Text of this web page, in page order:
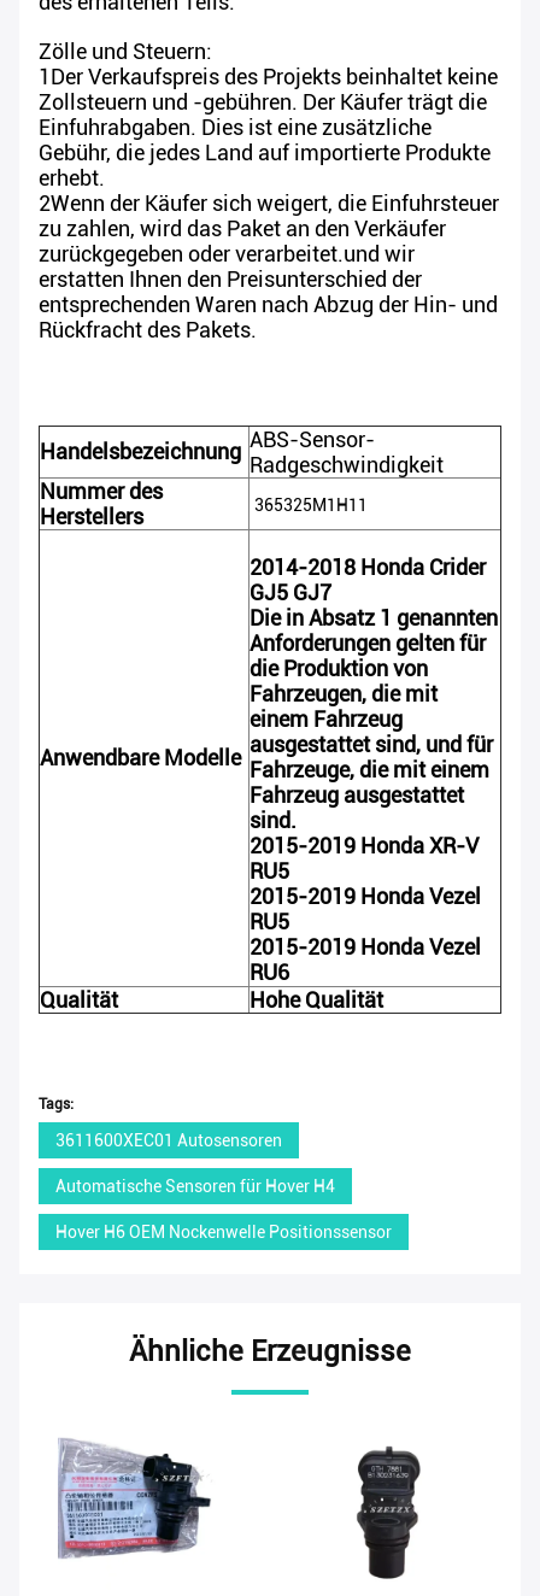
Zölle und Steuern:
1Der Verkaufspreis des Projekts beinhaltet keine
Zollsteuern und -gebühren. Der Käufer trägt die
Einfuhrabgaben. Dies ist eine zusätzliche
Gebühr, die jedes Land auf importierte Produkte
erhebt.
2Wenn der Käufer sich weigert, die Einfuhrsteuer
zu zahlen, wird das Paket an den Verkäufer
zurückgegeben oder verarbeitet.und wir
erstatten Ihnen den Preisunterschied der
entsprechenden Waren nach Abzug der Hin- und
Rückfracht des Pakets.
Handelsbezeichnung ABS-Sensor-
Radgeschwindigkeit
Nummer des
Herstellers
365325M1H11
Anwendbare Modelle
2014-2018 Honda Crider
GJ5 GJ7
Die in Absatz 1 genannten
Anforderungen gelten für
die Produktion von
Fahrzeugen, die mit
einem Fahrzeug
ausgestattet sind, und für
Fahrzeuge, die mit einem
Fahrzeug ausgestattet
sind.
2015-2019 Honda XR-V
RU5
2015-2019 Honda Vezel
RU5
2015-2019 Honda Vezel
RU6
Qualität
Hohe Qualität
Tags:
3611600XEC01 Autosensoren
Automatische Sensoren für Hover H4
Hover H6 OEM Nockenwelle Positionssensor
Ähnliche Erzeugnisse